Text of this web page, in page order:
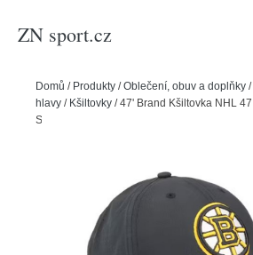
ZN sport.cz
Domů / Produkty /Oblečení, obuv a doplňky /
hlavy / Kšiltovky /47' Brand Kšiltovka NHL
SR, Senior, Boston Bruins